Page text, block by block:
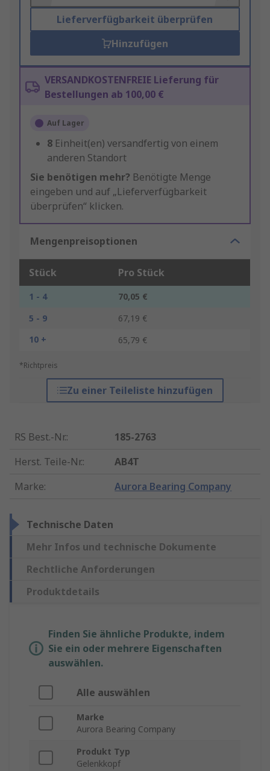
Lieferverfügbarkeit überprüfen
Hinzufügen
VERSANDKOSTENFREIE Lieferung für
Bestellungen ab 100,00 €
Auf Lager
8 Einheit(en) versandfertig von einem
anderen Standort
Sie benötigen mehr? Benötigte Menge
eingeben und auf „Lieferverfügbarkeit
überprüfen“ klicken.
Mengenpreisoptionen
Stück Pro Stück
1 - 4
70,05 €
5 - 9
67,19 €
10 +
65,79 €
*Richtpreis
Zu einer Teileliste hinzufügen
RS Best.-Nr.:
185-2763
Herst. Teile-Nr.:
AB4T
Marke: Aurora Bearing Company
Technische Daten
Mehr Infos und technische Dokumente
Rechtliche Anforderungen
Produktdetails
Finden Sie ähnliche Produkte, indem
Sie ein oder mehrere Eigenschaften
auswählen.
Alle auswählen
Marke
Aurora Bearing Company
Produkt Typ
Gelenkkopf